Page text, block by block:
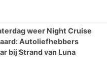
weer Night Cruise
Autoliefhebbers
bij Strand van Luna